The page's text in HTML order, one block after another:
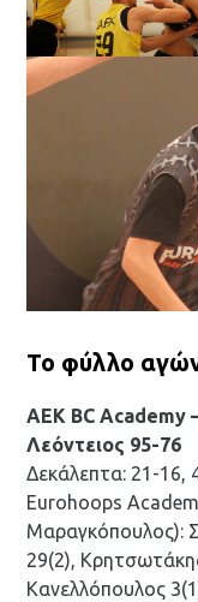
Το φύλλο
ΑΕΚ BC Academy
Λεόντειος 95-76
Δεκάλεπτα: 21-16,
Eurohoops
Μαραγκόπουλος):
29(2),
Κανελλόπουλος